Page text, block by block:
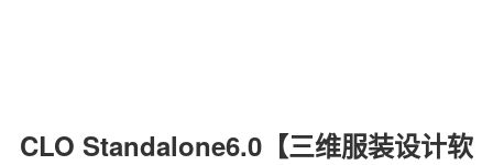
CLO Standalone6.0【三维服装设计软